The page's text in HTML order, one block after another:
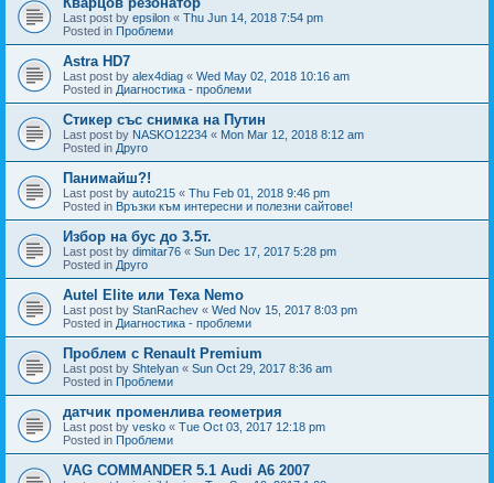
Last post by epsilon « Thu Jun 14, 2018 7:54 pm
Posted in Проблеми
Astra HD7
Last post by alex4diag « Wed May 02, 2018 10:16 am
Posted in Диагностика - проблеми
Стикер със снимка на Путин
Last post by NASKO12234 « Mon Mar 12, 2018 8:12 am
Posted in Друго
Панимайш?!
Last post by auto215 « Thu Feb 01, 2018 9:46 pm
Posted in Връзки към интересни и полезни сайтове!
Избор на бус до 3.5т.
Last post by dimitar76 « Sun Dec 17, 2017 5:28 pm
Posted in Друго
Autel Elite или Texa Nemo
Last post by StanRachev « Wed Nov 15, 2017 8:03 pm
Posted in Диагностика - проблеми
Проблем с Renault Premium
Last post by Shtelyan « Sun Oct 29, 2017 8:36 am
Posted in Проблеми
датчик променлива геометрия
Last post by vesko « Tue Oct 03, 2017 12:18 pm
Posted in Проблеми
VAG COMMANDER 5.1 Audi A6 2007